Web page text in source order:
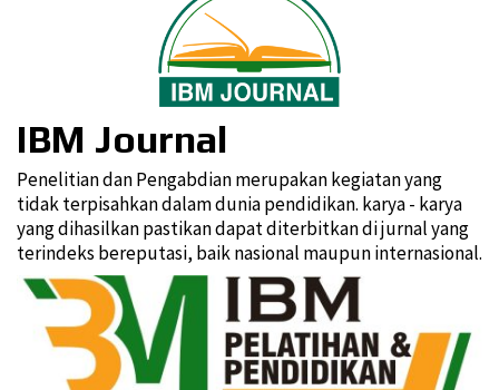
IBM Journal
Penelitian dan Pengabdian merupakan kegiatan yang
tidak terpisahkan dalam dunia pendidikan. karya - karya
yang dihasilkan pastikan dapat diterbitkan di jurnal yang
terindeks bereputasi, baik nasional maupun internasional.